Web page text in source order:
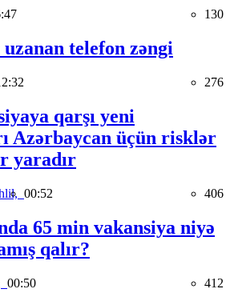
130
telefon zəngi
276
qarşı yeni
Azərbaycan üçün risklər
yaradır
00:52 406
65 min vakansiya niyə
qalır?
00:50 412